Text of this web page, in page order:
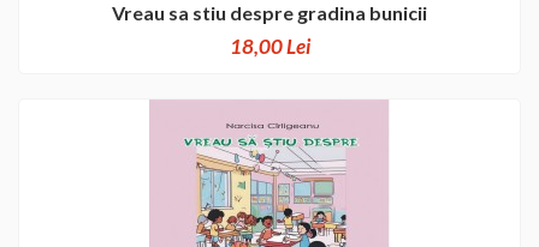
Vreau sa stiu despre gradina bunicii
18,00 Lei